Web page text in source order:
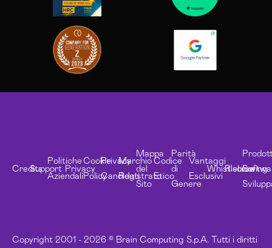
Copyright 2001 - 2026 © Brain Computing S.p.A. Tutti i diritti
CreditsSupport
Politiche
Aziendali
Privacy
Cookie
Policy
Privacy
Candidati
Marchio
Registrato
Mappa
del
Sito
Codice
Etico
Parità
di
Genere
Vantaggi
Esclusivi
Whistleblowing
Risorse